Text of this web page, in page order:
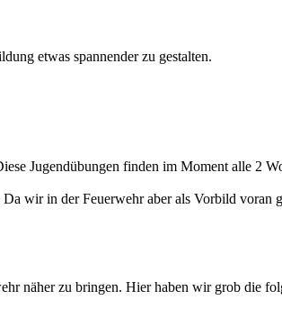
etwas spannender zu gestalten.
Jugendübungen finden im Moment alle 2
wir in der Feuerwehr aber als Vorbild voran
näher zu bringen. Hier haben wir grob die